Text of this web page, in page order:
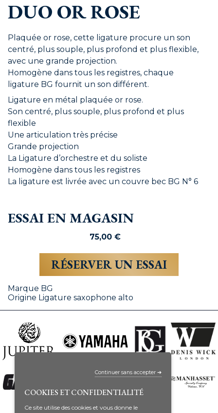
DUO OR ROSE
Plaquée or rose, cette ligature procure un son
centré, plus souple, plus profond et plus flexible,
avec une grande projection.
Homogène dans tous les registres, chaque
ligature BG fournit un son différent.
Ligature en métal plaquée or rose.
Son centré, plus souple, plus profond et plus
flexible
Une articulation très précise
Grande projection
La Ligature d’orchestre et du soliste
Homogène dans tous les registres
La ligature est livrée avec un couvre bec BG N° 6
ESSAI EN MAGASIN
75,00 €
RÉSERVER UN ESSAI
Marque BG
Origine Ligature saxophone alto
Continuer sans accepter ➔
COOKIES ET CONFIDENTIALITÉ
Ce site utilise des cookies et vous donne le